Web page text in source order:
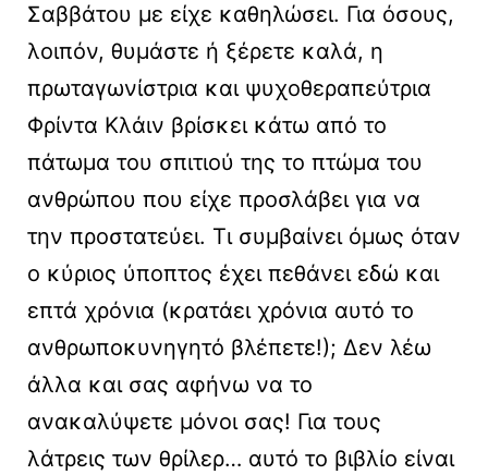
Σαββάτου με είχε καθηλώσει. Για όσους,
λοιπόν, θυμάστε ή ξέρετε καλά, η
πρωταγωνίστρια και ψυχοθεραπεύτρια
Φρίντα Κλάιν βρίσκει κάτω από το
πάτωμα του σπιτιού της το πτώμα του
ανθρώπου που είχε προσλάβει για να
την προστατεύει. Τι συμβαίνει όμως όταν
ο κύριος ύποπτος έχει πεθάνει εδώ και
επτά χρόνια (κρατάει χρόνια αυτό το
ανθρωποκυνηγητό βλέπετε!); Δεν λέω
άλλα και σας αφήνω να το
ανακαλύψετε μόνοι σας! Για τους
λάτρεις των θρίλερ… αυτό το βιβλίο είναι